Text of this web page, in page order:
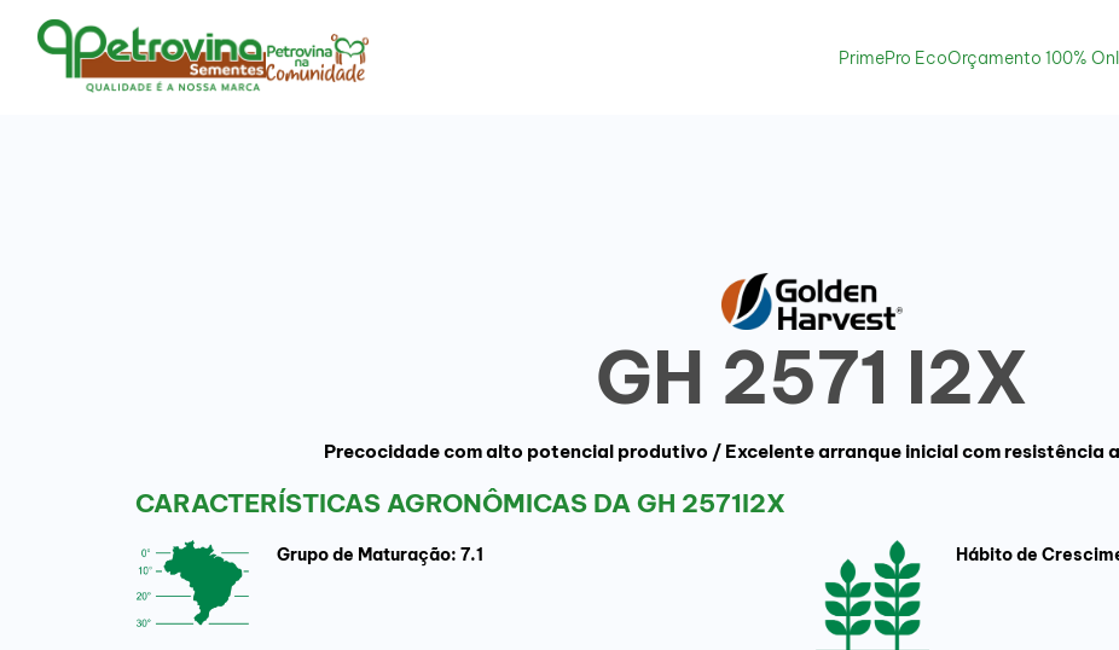
PrimePro EcoOrçamento 100%
GH 2571 I2X
Precocidade com alto potencial produtivo / Excelente arranque inicial com resistência
CARACTERÍSTICAS AGRONÔMICAS DA GH 2571I2X
Grupo de Maturação: 7.1 Hábito de